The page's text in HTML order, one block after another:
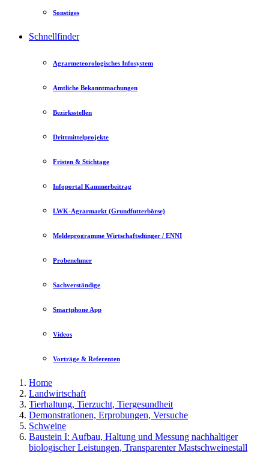
Sonstiges
Schnellfinder
Agrarmeteorologisches Infosystem
Amtliche Bekanntmachungen
Bezirksstellen
Drittmittelprojekte
Fristen & Stichtage
Infoportal Kammerbeitrag
LWK-Agrarmarkt (Grundfutterbörse)
Meldeprogramme Wirtschaftsdünger / ENNI
Probenehmer
Sachverständige
Smartphone App
Videos
Vorträge & Referenten
Home
Landwirtschaft
Tierhaltung, Tierzucht, Tiergesundheit
Demonstrationen, Erprobungen, Versuche
Schweine
Baustein I: Aufbau, Haltung und Messung nachhaltiger
biologischer Leistungen, Transparenter Mastschweinestall